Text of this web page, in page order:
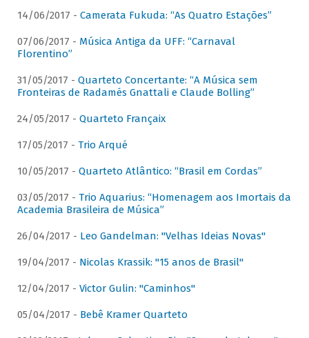
14/06/2017 - Camerata Fukuda: “As Quatro Estações”
07/06/2017 - Música Antiga da UFF: “Carnaval
Florentino”
31/05/2017 - Quarteto Concertante: “A Música sem
Fronteiras de Radamés Gnattali e Claude Bolling”
24/05/2017 - Quarteto Françaix
17/05/2017 - Trio Arqué
10/05/2017 - Quarteto Atlântico: “Brasil em Cordas”
03/05/2017 - Trio Aquarius: “Homenagem aos Imortais da
Academia Brasileira de Música”
26/04/2017 - Leo Gandelman: "Velhas Ideias Novas"
19/04/2017 - Nicolas Krassik: "15 anos de Brasil"
12/04/2017 - Victor Gulin: "Caminhos"
05/04/2017 - Bebê Kramer Quarteto